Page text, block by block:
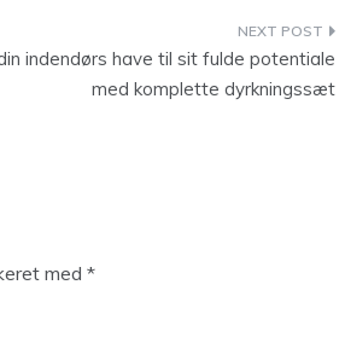
indendørs have til sit fulde potentiale
med komplette dyrkningssæt
med *